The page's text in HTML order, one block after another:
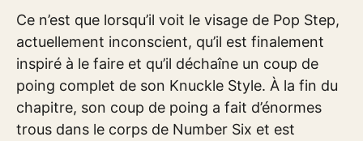
Ce n’est que lorsqu’il voit le visage de Pop Step,
actuellement inconscient, qu’il est finalement
inspiré à le faire et qu’il déchaîne un coup de
poing complet de son Knuckle Style. À la fin du
chapitre, son coup de poing a fait d’énormes
trous dans le corps de Number Six et est